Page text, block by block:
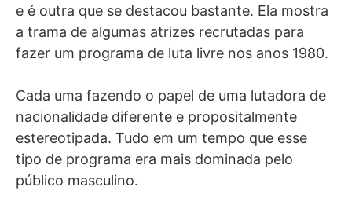
e é outra que se destacou bastante. Ela mostra
a trama de algumas atrizes recrutadas para
fazer um programa de luta livre nos anos 1980.
Cada uma fazendo o papel de uma lutadora de
nacionalidade diferente e propositalmente
estereotipada. Tudo em um tempo que esse
tipo de programa era mais dominada pelo
público masculino.